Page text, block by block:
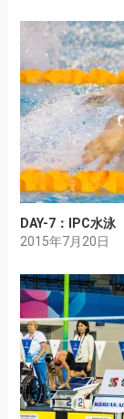
DAY-7：IPC水
2015年7月20日